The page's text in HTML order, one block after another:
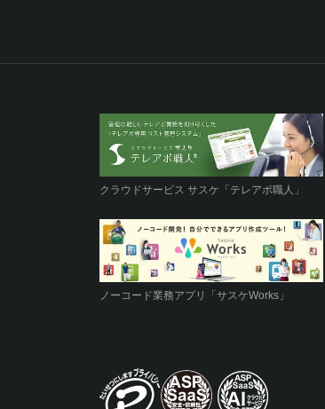
クラウドサービス サスケ「テレアポ職人」
ノーコード業務アプリ「サスケWorks」